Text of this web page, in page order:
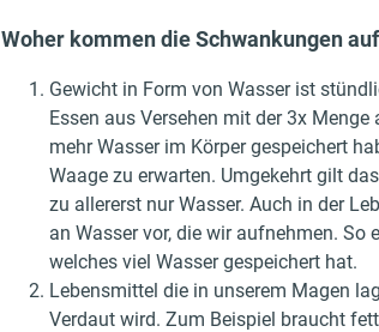
Woher kommen die Schwankungen
Gewicht in Form von Wasser ist
Essen aus Versehen mit der 3x
mehr Wasser im Körper gespeichert
Waage zu erwarten. Umgekehrt gilt
zu allererst nur Wasser. Auch in der
an Wasser vor, die wir aufnehmen. So
welches viel Wasser gespeichert hat.
Lebensmittel die in unserem Magen
Verdaut wird. Zum Beispiel braucht